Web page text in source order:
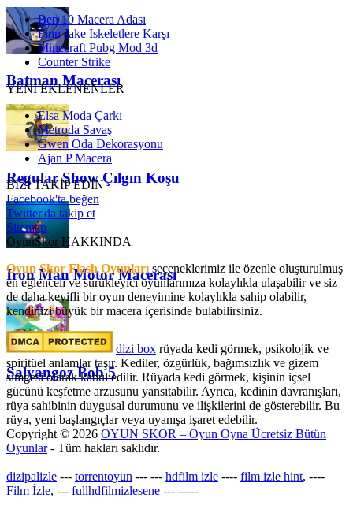
Batman Macerası
Regular Show Çılgın Koşu
Iron Man Motor Macerası
Salyangoz Bob 5
Ben 10 Macera Adası
Finn Jake İskeletlere Karşı
Minecraft Pubg Mod 3d
Counter Strike
YENİ EKLENENLER
Elsa Moda Çarkı
Metroda Savaş
Gwen Oda Dekorasyonu
Ajan P Macera
BİZİ TAKİP EDİN
Facebook'ta beğen
Twitter'da takip et
Sitemap
OyunSkor HAKKINDA
Oyun Skor Flash Oyunları seçeneklerimiz ile özenle oluşturulmuş
en eğlenceli ve sürükleyici oyunlarımıza kolaylıkla ulaşabilir ve siz
de daha keyifli bir oyun deneyimine kolaylıkla sahip olabilir,
kendinizi büyük bir macera içerisinde bulabilirsiniz.
dizi box rüyada kedi görmek​, psikolojik ve
spiritüel anlamlar taşır. Kediler, özgürlük, bağımsızlık ve gizem
simgesi olarak kabul edilir. Rüyada kedi görmek, kişinin içsel
gücünü keşfetme arzusunu yansıtabilir. Ayrıca, kedinin davranışları,
rüya sahibinin duygusal durumunu ve ilişkilerini de gösterebilir. Bu
rüya, yeni başlangıçlar veya uyanışa işaret edebilir.
Copyright © 2026 OYUN SKOR – Oyun Oyna Ücretsiz Bütün
Oyunlar- Tüm hakları saklıdır.
dizipalizle --- torrentoyun --- --- hdfilm izle ---- film izle hint, ----
Film İzle, --- fullhdfilmizlesene --- -----